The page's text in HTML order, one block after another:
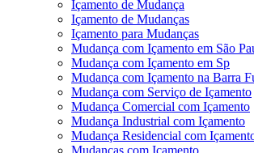
Içamento de Mudança
Içamento de Mudanças
Içamento para Mudanças
Mudança com Içamento em São
Mudança com Içamento em Sp
Mudança com Içamento na Barra
Mudança com Serviço de Içamento
Mudança Comercial com Içamento
Mudança Industrial com Içamento
Mudança Residencial com
Mudanças com Içamento